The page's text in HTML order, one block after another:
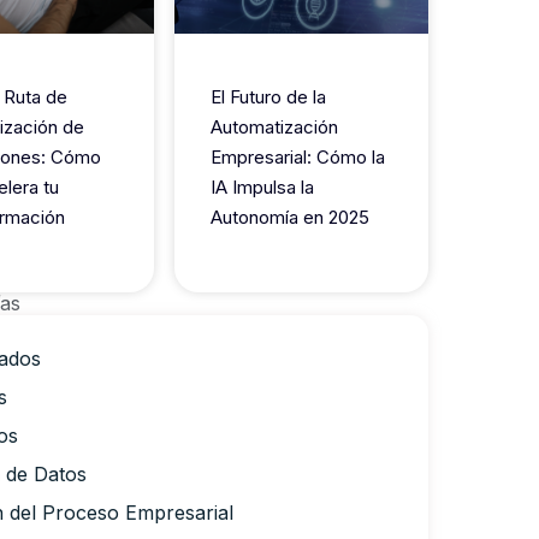
de
de
Cómo
tu
El Futuro de la
Automatización
Empresarial: Cómo la
IA Impulsa la
Autonomía en 2025
de Datos
del Proceso Empresarial